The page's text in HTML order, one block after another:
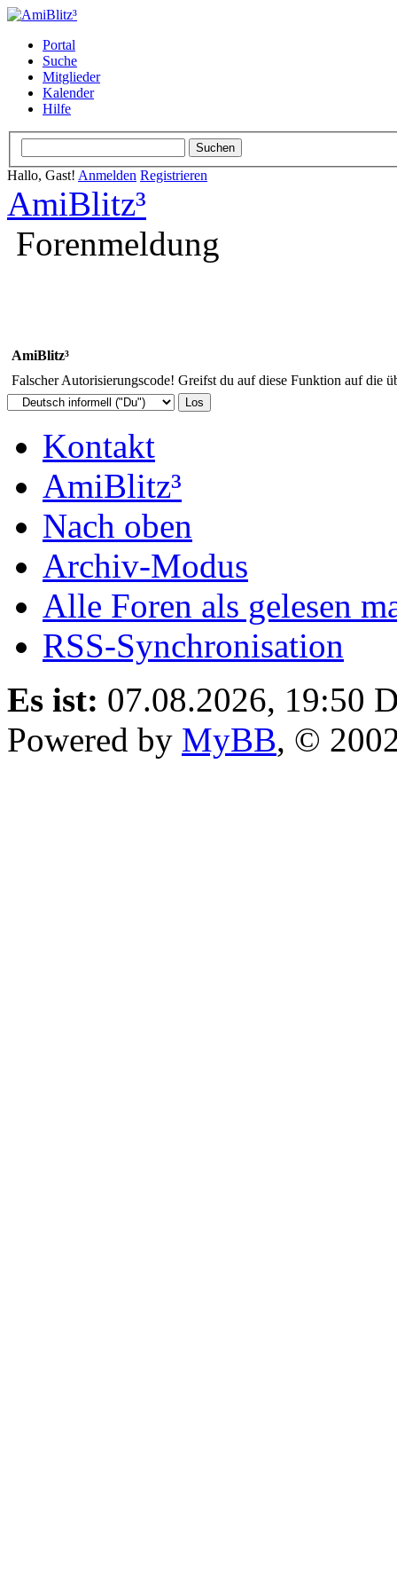
Portal
Suche
Mitglieder
Kalender
Hilfe
Hallo, Gast! Anmelden Registrieren
AmiBlitz³
Forenmeldung
AmiBlitz³
Falscher Autorisierungscode! Greifst du auf diese Funktion auf die
Kontakt
AmiBlitz³
Nach oben
Archiv-Modus
Alle Foren als gelesen
RSS-Synchronisation
Es ist: 07.08.2026, 19:50
Powered by MyBB, ©